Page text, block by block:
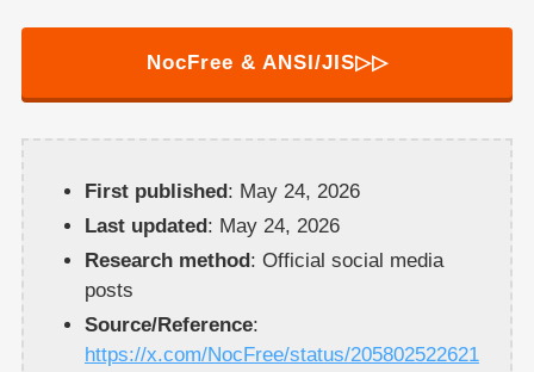
NocFree & ANSI/JIS▷▷
First published: May 24, 2026
Last updated: May 24, 2026
Research method: Official social media
posts
Source/Reference:
https://x.com/NocFree/status/205802522621